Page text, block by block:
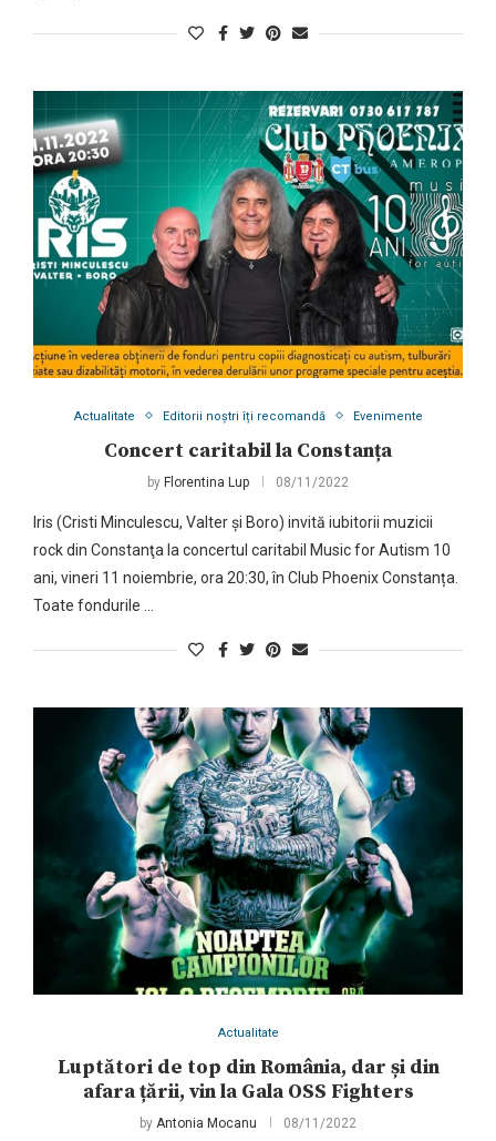
Actualitate Editorii noștri îți recomandă Evenimente
Concert caritabil la Constanța
by Florentina Lup 08/11/2022
Iris (Cristi Minculescu, Valter și Boro) invită iubitorii muzicii
rock din Constanţa la concertul caritabil Music for Autism 10
ani, vineri 11 noiembrie, ora 20:30, în Club Phoenix Constanța.
Toate fondurile …
Actualitate
Luptători de top din România, dar și din
afara țării, vin la Gala OSS Fighters
by Antonia Mocanu 08/11/2022